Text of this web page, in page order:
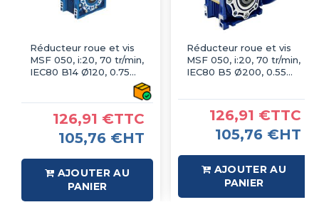
Réducteur roue et vis
MSF 050, i:20, 70 tr/min,
IEC80 B14 Ø120, 0.75
126,91 €TTC
105,76 €HT
AJOUTER AU
PANIER
Réducteur roue et vis
MSF 050, i:20, 70 tr/min,
IEC80 B5 Ø200, 0.55
126,91 €TTC
105,76 €HT
AJOUTER AU
PANIER